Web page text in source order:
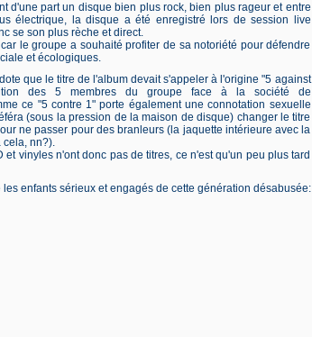
d'une part un disque bien plus rock, bien plus rageur et entre
électrique, la disque a été enregistré lors de session live
se son plus rèche et direct.
le groupe a souhaité profiter de sa notoriété pour défendre
et écologiques.
que le titre de l'album devait s'appeler à l'origine "5 against
des 5 membres du groupe face à la société de
ce "5 contre 1" porte également une connotation sexuelle
(sous la pression de la maison de disque) changer le titre
ne passer pour des branleurs (la jaquette intérieure avec la
cela, nn?).
et vinyles n'ont donc pas de titres, ce n'est qu'un peu plus tard
enfants sérieux et engagés de cette génération désabusée: